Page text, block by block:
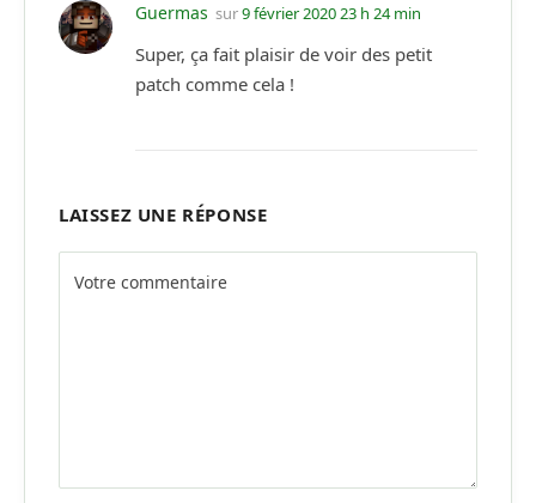
Guermas sur9 février 2020 23 h 24 min
Super, ça fait plaisir de voir des petit
patch comme cela !
LAISSEZ UNE RÉPONSE